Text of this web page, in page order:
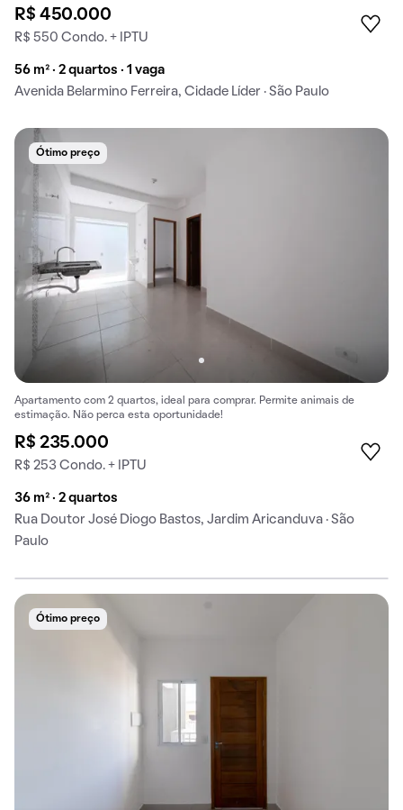
R$ 450.000
R$ 550 Condo. + IPTU
56 m² · 2 quartos · 1 vaga
Avenida Belarmino Ferreira, Cidade Líder · São Paulo
Ótimo preço
Apartamento com 2 quartos, ideal para comprar. Permite animais de
estimação. Não perca esta oportunidade!
R$ 235.000
R$ 253 Condo. + IPTU
36 m² · 2 quartos
Rua Doutor José Diogo Bastos, Jardim Aricanduva · São
Paulo
Ótimo preço